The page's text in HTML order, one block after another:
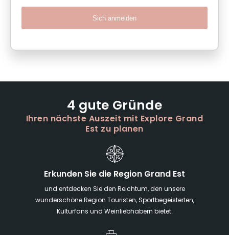
Sich anmelden
4 gute Gründe
Ihren nächste Auszeit mit Explore Grand
Est zu planen
Erkunden Sie die Region Grand Est
und entdecken Sie den Reichtum, den unsere
wunderschöne Region Touristen, Sportbegeisterten,
Kulturfans und Weinliebhabern bietet.